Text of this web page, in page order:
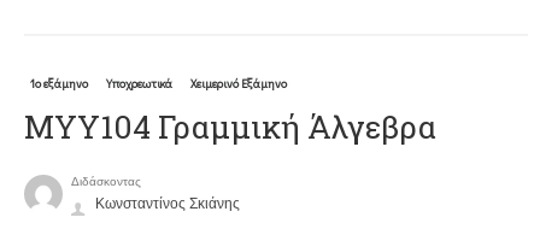
1ο εξάμηνο Υποχρεωτικά Χειμερινό Εξάμηνο
ΜΥΥ104 Γραμμική Άλγεβρα
Διδάσκοντας
Κωνσταντίνος Σκιάνης